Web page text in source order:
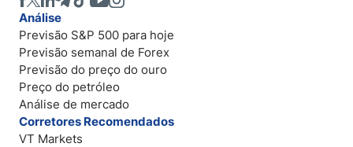
Análise
Previsão S&P 500 para hoje
Previsão semanal de Forex
Previsão do preço do ouro
Preço do petróleo
Análise de mercado
Corretores Recomendados
VT Markets